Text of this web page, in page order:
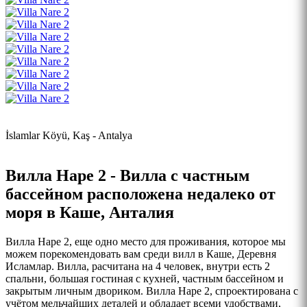
İslamlar Köyü, Kaş - Antalya
Вилла Наре 2 - Вилла с частным
бассейном расположена недалеко от
моря в Каше, Анталия
Вилла Наре 2, еще одно место для проживания, которое мы
можем порекомендовать вам среди вилл в Каше, Деревня
Исламлар. Вилла, расчитана на 4 человек, внутри есть 2
спальни, большая гостиная с кухней, частным бассейном и
закрытым личным двориком. Вилла Наре 2, спроектирована с
учётом мельчайших деталей и обладает всеми удобствами,